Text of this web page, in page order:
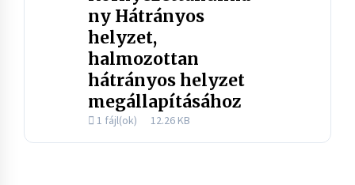
ny Hátrányos
helyzet,
halmozottan
hátrányos helyzet
megállapításához
1 fájl(ok) 12.26 KB